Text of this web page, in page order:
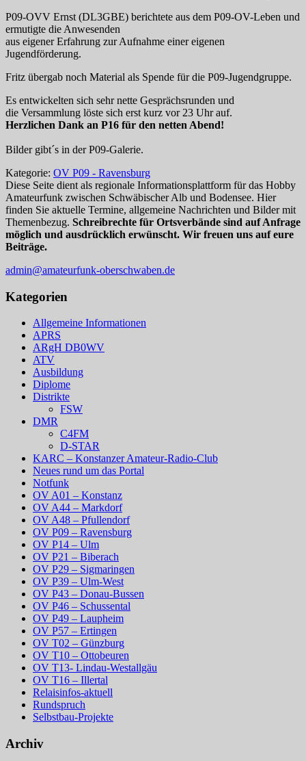
P09-OVV Ernst (DL3GBE) berichtete aus dem P09-OV-Leben und
ermutigte die Anwesenden
aus eigener Erfahrung zur Aufnahme einer eigenen
Jugendförderung.
Fritz übergab noch Material als Spende für die P09-Jugendgruppe.
Es entwickelten sich sehr nette Gesprächsrunden und
die Versammlung löste sich erst kurz vor 23 Uhr auf.
Herzlichen Dank an P16 für den netten Abend!
Bilder gibt´s in der P09-Galerie.
Kategorie: OV P09 - Ravensburg
Diese Seite dient als regionale Informationsplattform für das Hobby
Amateurfunk zwischen Schwäbischer Alb und Bodensee. Hier
finden Sie aktuelle Termine, allgemeine Nachrichten und Bilder mit
Themenbezug. Schreibrechte für Ortsverbände sind auf Anfrage
möglich und ausdrücklich erwünscht. Wir freuen uns auf eure
Beiträge.
admin@amateurfunk-oberschwaben.de
Kategorien
Allgemeine Informationen
APRS
ARgH DB0WV
ATV
Ausbildung
Diplome
Distrikte
FSW
DMR
C4FM
D-STAR
KARC – Konstanzer Amateur-Radio-Club
Neues rund um das Portal
Notfunk
OV A01 – Konstanz
OV A44 – Markdorf
OV A48 – Pfullendorf
OV P09 – Ravensburg
OV P14 – Ulm
OV P21 – Biberach
OV P29 – Sigmaringen
OV P39 – Ulm-West
OV P43 – Donau-Bussen
OV P46 – Schussental
OV P49 – Laupheim
OV P57 – Ertingen
OV T02 – Günzburg
OV T10 – Ottobeuren
OV T13- Lindau-Westallgäu
OV T16 – Illertal
Relaisinfos-aktuell
Rundspruch
Selbstbau-Projekte
Archiv